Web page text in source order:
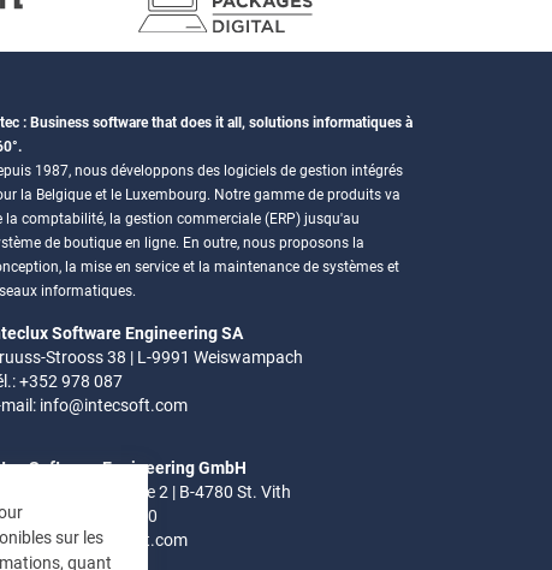
sur les
quant
: Business software that does it all, solutions informatiques à
1987, nous développons des logiciels de gestion intégrés
la Belgique et le Luxembourg. Notre gamme de produits va
la comptabilité, la gestion commerciale (ERP) jusqu'au
de boutique en ligne. En outre, nous proposons la
la mise en service et la maintenance de systèmes et
informatiques.
Software Engineering SA
Strooss 38 | L-9991 Weiswampach
+352 978 087
mail: info@intecsoft.com
Software Engineering GmbH
Ardennen Strasse 2 | B-4780 St. Vith
+32 (0)80 280 080
mail:info@intecsoft.com